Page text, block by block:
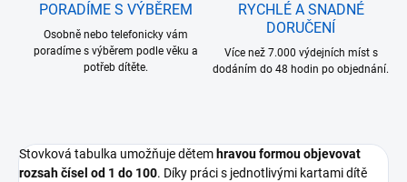
PORADÍME S VÝBĚREM
Osobně nebo telefonicky vám
poradíme s výběrem podle věku a
potřeb dítěte.
RYCHLÉ A SNADNÉ
DORUČENÍ
Více než 7.000 výdejních míst s
dodáním do 48 hodin po objednání.
Stovková tabulka umožňuje dětem hravou formou objevovat
rozsah čísel od 1 do 100. Díky práci s jednotlivými kartami dítě